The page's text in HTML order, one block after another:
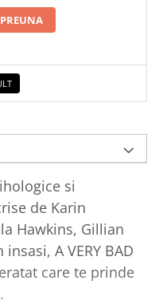
si
de Karin
Hawkins, Gillian
A VERY BAD
care te prinde